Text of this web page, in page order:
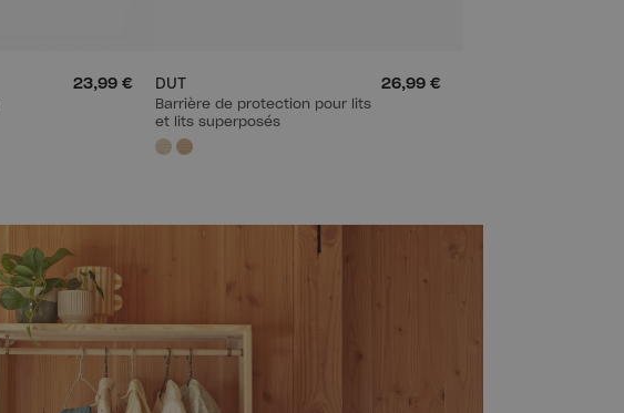
23,99 € DUT
Barrière de protection pour lits
et lits superposés
26,99 €